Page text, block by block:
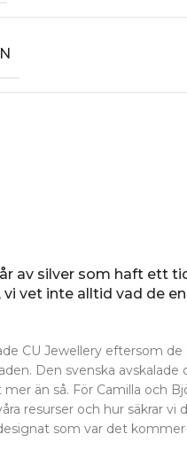
av silver som haft ett
vi vet inte alltid vad de
CU Jewellery eftersom
Den svenska
än så. För Camilla och
resurser och hur säkrar vi
som var det